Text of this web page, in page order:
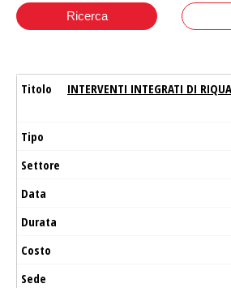
Ricerca
INTERVENTI INTEGRATI DI